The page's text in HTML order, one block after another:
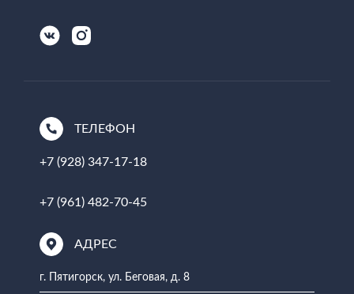
ТЕЛЕФОН
+7 (928) 347-17-18
+7 (961) 482-70-45
АДРЕС
г. Пятигорск, ул. Беговая, д. 8